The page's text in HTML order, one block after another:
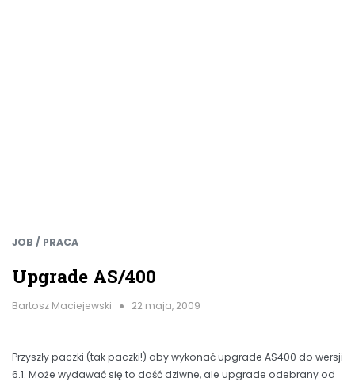
JOB / PRACA
Upgrade AS/400
Bartosz Maciejewski 22 maja, 2009
Przyszły paczki (tak paczki!) aby wykonać upgrade AS400 do wersji
6.1. Może wydawać się to dość dziwne, ale upgrade odebrany od